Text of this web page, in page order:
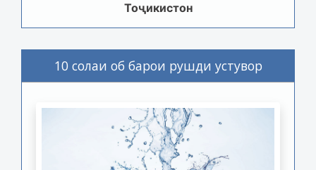
Тоҷикистон
10 солаи об барои рушди устувор